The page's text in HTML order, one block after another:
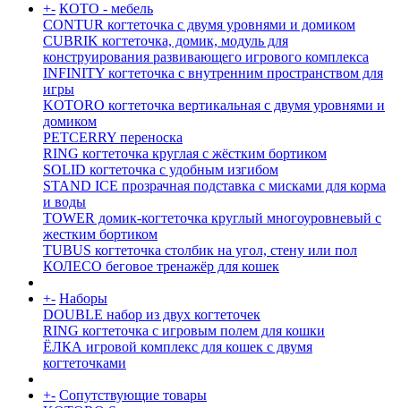
+- КОТО - мебель
CONTUR когтеточка с двумя уровнями и домиком
CUBRIK когтеточка, домик, модуль для
конструирования развивающего игрового комплекса
INFINITY когтеточка с внутренним пространством для
игры
KOTORO когтеточка вертикальная с двумя уровнями и
домиком
PETCERRY переноска
RING когтеточка круглая с жёстким бортиком
SOLID когтеточка с удобным изгибом
STAND ICE прозрачная подставка с мисками для корма
и воды
TOWER домик-когтеточка круглый многоуровневый с
жестким бортиком
TUBUS когтеточка столбик на угол, стену или пол
КОЛЕСО беговое тренажёр для кошек
+- Наборы
DOUBLE набор из двух когтеточек
RING когтеточка c игровым полем для кошки
ЁЛКА игровой комплекс для кошек с двумя
когтеточками
+- Сопутствующие товары